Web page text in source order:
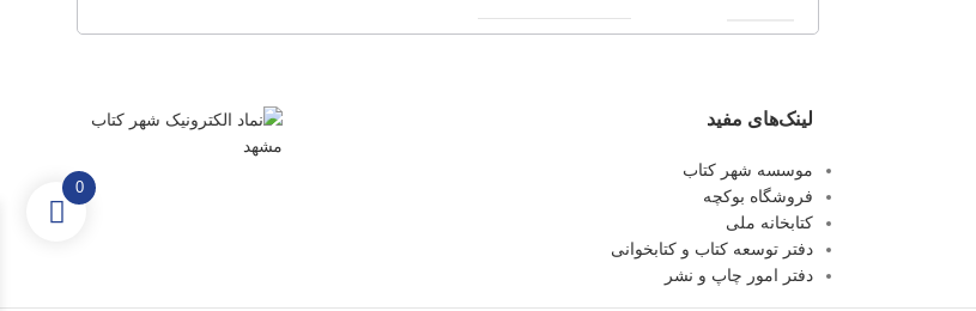
لینک‌های مفید
موسسه شهر کتاب
فروشگاه بوکچه
کتابخانه ملی
دفتر توسعه کتاب و کتابخوانی
دفتر امور چاپ و نشر
0